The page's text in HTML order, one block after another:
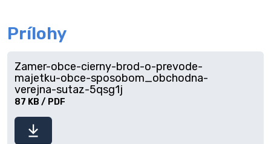
Prílohy
Stiahnuť
súbor
Zamer-obce-cierny-brod-o-prevode-
majetku-obce-sposobom_obchodna-
verejna-sutaz-5qsg1j
87 KB / PDF